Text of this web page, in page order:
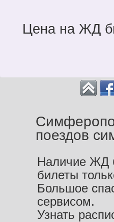
Цена на ЖД
поездов
Наличие ЖД
билеты
Большое
сервисом.
Узнать